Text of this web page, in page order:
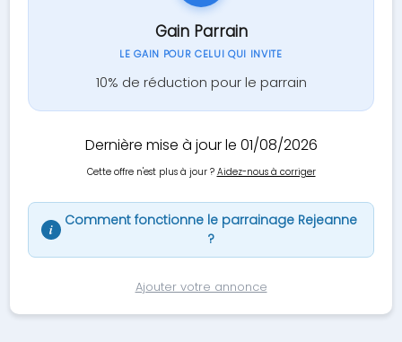
Gain Parrain
LE GAIN POUR CELUI QUI INVITE
10% de réduction pour le parrain
Dernière mise à jour le 01/08/2026
Cette offre n'est plus à jour ? Aidez-nous à corriger
i
Comment fonctionne le parrainage Rejeanne
?
Ajouter votre annonce